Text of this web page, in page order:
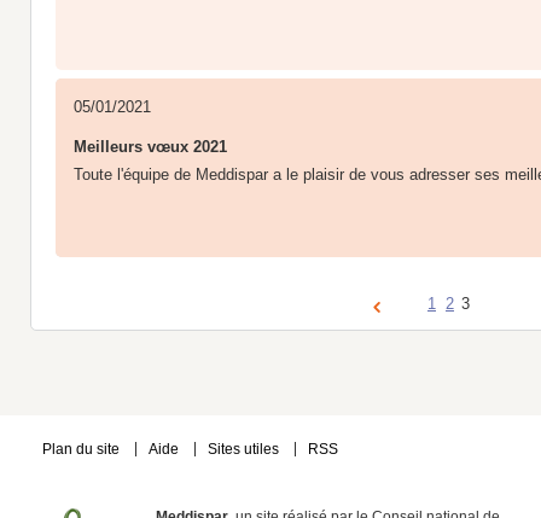
05/01/2021
Meilleurs vœux 2021
Toute l'équipe de Meddispar a le plaisir de vous adresser ses
1 2 3
Plan du site Aide Sites utiles RSS